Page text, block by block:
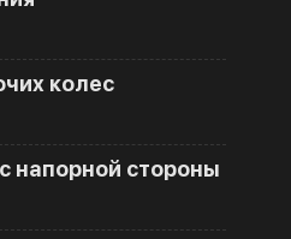
колес
напорной стороны